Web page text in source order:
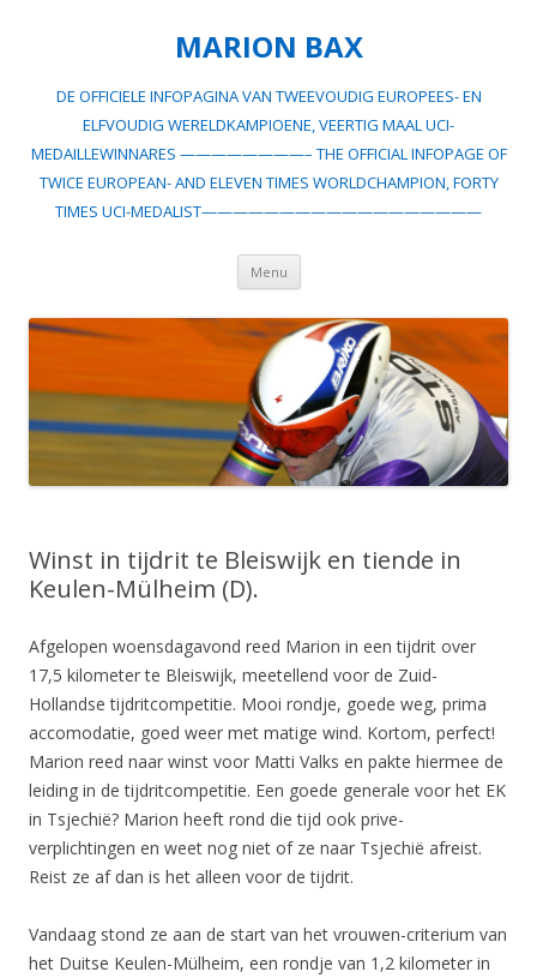
MARION BAX
DE OFFICIELE INFOPAGINA VAN TWEEVOUDIG EUROPEES- EN
ELFVOUDIG WERELDKAMPIOENE, VEERTIG MAAL UCI-
MEDAILLEWINNARES ————————– THE OFFICIAL INFOPAGE OF
TWICE EUROPEAN- AND ELEVEN TIMES WORLDCHAMPION, FORTY
TIMES UCI-MEDALIST——————————————————
Menu Spring
inhoud
Winst in tijdrit te Bleiswijk en tiende in
Keulen-Mülheim (D).
Afgelopen woensdagavond reed Marion in een tijdrit over
17,5 kilometer te Bleiswijk, meetellend voor de Zuid-
Hollandse tijdritcompetitie. Mooi rondje, goede weg, prima
accomodatie, goed weer met matige wind. Kortom, perfect!
Marion reed naar winst voor Matti Valks en pakte hiermee de
leiding in de tijdritcompetitie. Een goede generale voor het EK
in Tsjechië? Marion heeft rond die tijd ook prive-
verplichtingen en weet nog niet of ze naar Tsjechië afreist.
Reist ze af dan is het alleen voor de tijdrit.
Vandaag stond ze aan de start van het vrouwen-criterium van
het Duitse Keulen-Mülheim, een rondje van 1,2 kilometer in